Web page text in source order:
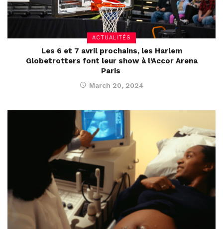
ACTUALITÉS
Les 6 et 7 avril prochains, les Harlem
Globetrotters font leur show à l’Accor Arena
Paris
March 20, 2024